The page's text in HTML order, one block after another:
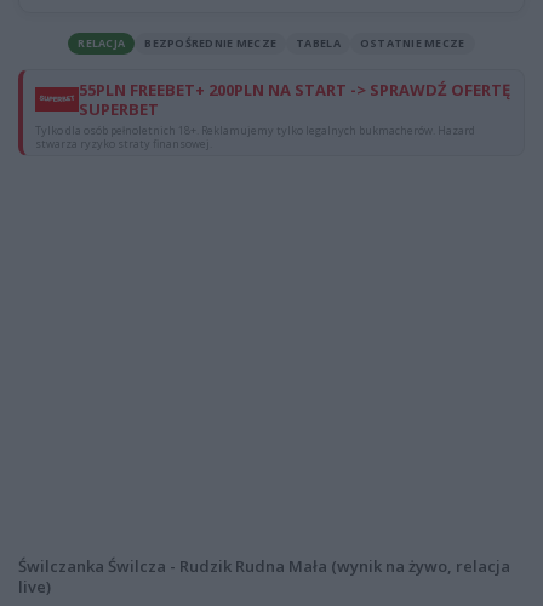
RELACJA BEZPOŚREDNIE MECZE TABELA OSTATNIE MECZE
55PLN FREEBET+ 200PLN NA START -> SPRAWDŹ OFERTĘ
SUPERBET
Tylko dla osób pełnoletnich 18+. Reklamujemy tylko legalnych bukmacherów. Hazard
stwarza ryzyko straty finansowej.
Świlczanka Świlcza - Rudzik Rudna Mała (wynik na żywo, relacja
live)